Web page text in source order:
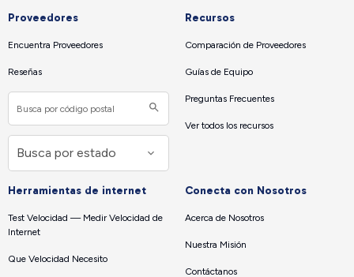
Proveedores
Encuentra Proveedores
Reseñas
Recursos
Comparación de Proveedores
Guías de Equipo
Preguntas Frecuentes
Ver todos los recursos
Herramientas de internet
Test Velocidad — Medir Velocidad de
Internet
Que Velocidad Necesito
Conecta con Nosotros
Acerca de Nosotros
Nuestra Misión
Contáctanos